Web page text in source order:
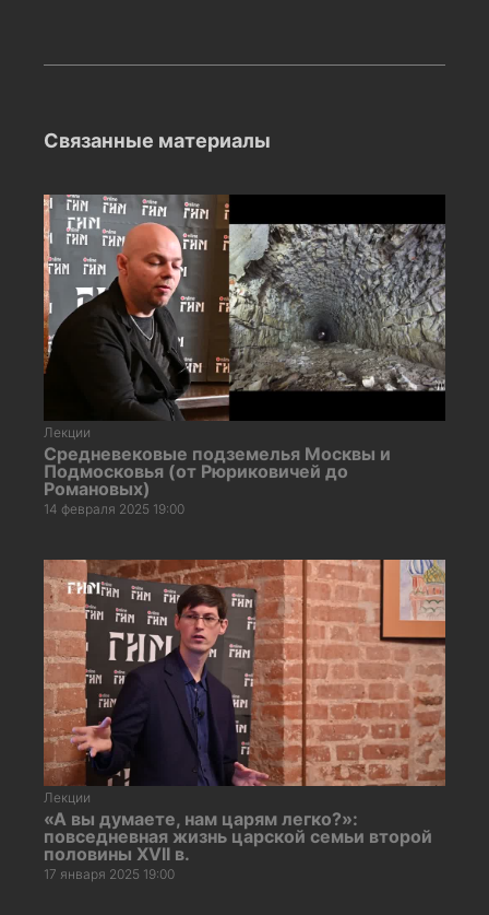
Связанные материалы
Лекции
Средневековые подземелья Москвы и
Подмосковья (от Рюриковичей до
Романовых)
14 февраля 2025 19:00
Лекции
«А вы думаете, нам царям легко?»:
повседневная жизнь царской семьи второй
половины XVII в.
17 января 2025 19:00